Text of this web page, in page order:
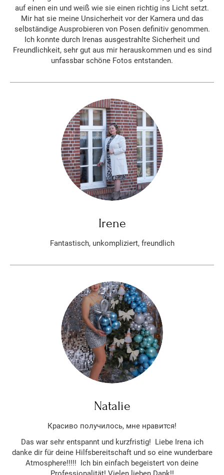
auf einen ein und weiß wie sie einen richtig ins Licht setzt.
Mir hat sie meine Unsicherheit vor der Kamera und das
selbständige Ausprobieren von Posen definitiv genommen.
Ich konnte durch Irenas ausgestrahlte Sicherheit und
Freundlichkeit, sehr gut aus mir herauskommen und es sind
unfassbar schöne Fotos entstanden.
Irene
Fantastisch, unkompliziert, freundlich
Natalie
Красиво получилось, мне нравится!
Das war sehr entspannt und kurzfristig! Liebe Irena ich
danke dir für deine Hilfsbereitschaft und so eine wunderbare
Atmosphere!!!!! Ich bin einfach begeistert von deine